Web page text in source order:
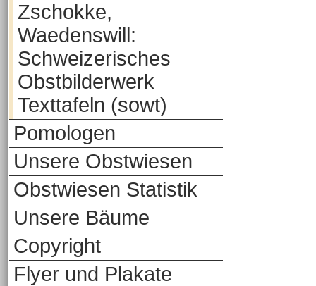
Zschokke,
Waedenswill:
Schweizerisches
Obstbilderwerk
Texttafeln (sowt)
Pomologen
Unsere Obstwiesen
Obstwiesen Statistik
Unsere Bäume
Copyright
Flyer und Plakate